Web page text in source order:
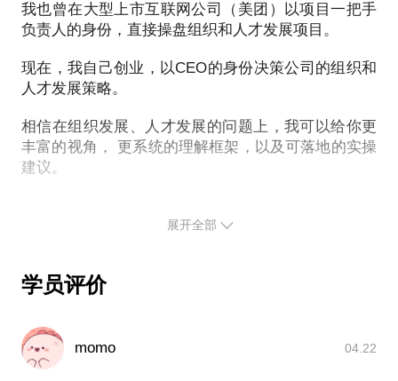
大部分的人可能完全没有意识到，高水平的复盘会导
致认知的复利。认知的复利就是快速学习成长的源
泉。高水平的复盘还是一种团队学习，它可以促进共
学习，业务怎么可能不做大呢？
我真心的希望每一个人都可以看到复盘的价值，并且
（1）高质量的复盘需要如何做准备
（4）美团老王的16字复盘法则
我也曾在大型上市互联网公司（美团）以项目一把手
负责人的身份，直接操盘组织和人才发展项目。
现在，我自己创业，以CEO的身份决策公司的组织和
人才发展策略。
相信在组织发展、人才发展的问题上，我可以给你更
丰富的视角， 更系统的理解框架，以及可落地的实操
建议。
展开全部
学员评价
momo 04.22